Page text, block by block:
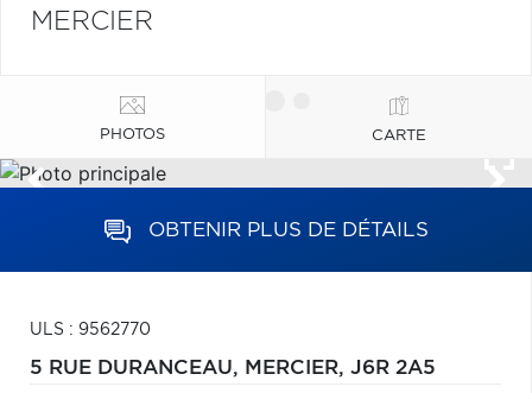
MERCIER
PHOTOS CARTE
OBTENIR PLUS DE DÉTAILS
ULS : 9562770
5 RUE DURANCEAU, MERCIER, J6R 2A5